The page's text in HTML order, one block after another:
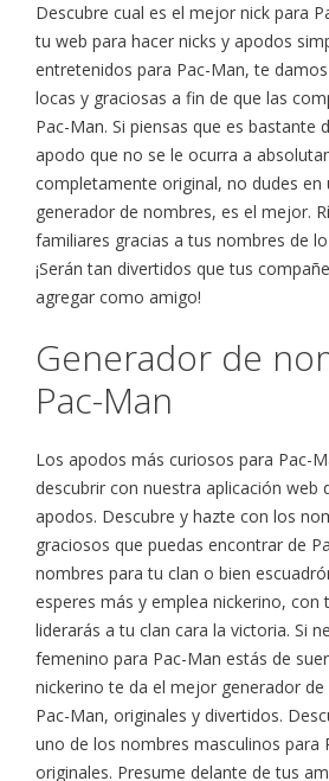
Descubre cual es el mejor nick para
tu web para hacer nicks y apodos
entretenidos para Pac-Man, te
locas y graciosas a fin de que las
Pac-Man. Si piensas que es bastante
apodo que no se le ocurra a
completamente original, no dudes en
generador de nombres, es el mejor.
familiares gracias a tus nombres de
¡Serán tan divertidos que tus
agregar como amigo!
Generador de
Pac-Man
Los apodos más curiosos para Pac-
descubrir con nuestra aplicación web
apodos. Descubre y hazte con los
graciosos que puedas encontrar de
nombres para tu clan o bien
esperes más y emplea nickerino, con
liderarás a tu clan cara la victoria. Si
femenino para Pac-Man estás de
nickerino te da el mejor generador
Pac-Man, originales y divertidos.
uno de los nombres masculinos para
originales. Presume delante de tus